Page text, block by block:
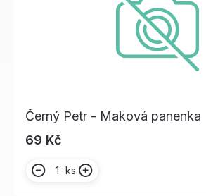
Černý Petr - Maková panenka
69 Kč
ks